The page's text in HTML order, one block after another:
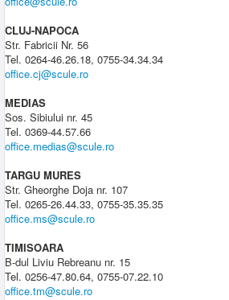
CLUJ-NAPOCA
Str. Fabricii Nr. 56
Tel. 0264-46.26.18, 0755-34.34.34
office.cj@scule.ro
MEDIAS
Sos. Sibiului nr. 45
Tel. 0369-44.57.66
office.medias@scule.ro
TARGU MURES
Str. Gheorghe Doja nr. 107
Tel. 0265-26.44.33, 0755-35.35.35
office.ms@scule.ro
TIMISOARA
B-dul Liviu Rebreanu nr. 15
Tel. 0256-47.80.64, 0755-07.22.10
office.tm@scule.ro